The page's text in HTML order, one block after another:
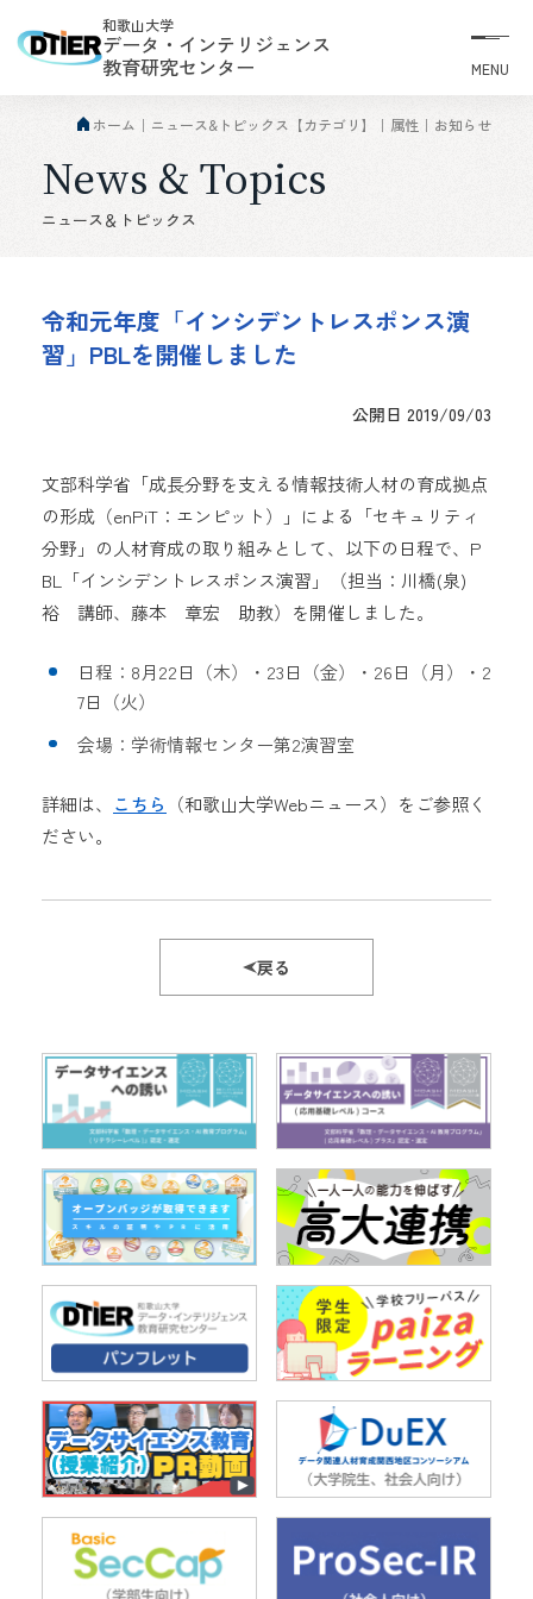
和歌山大学
データ・インテリジェンス
教育研究センター MENU
ホーム ニュース&トピックス【カテゴリ】 属性 お知らせ
News & Topics
ニュース＆トピックス
令和元年度「インシデントレスポンス演
習」PBLを開催しました
公開日 2019/09/03
文部科学省「成長分野を支える情報技術人材の育成拠点
の形成（enPiT：エンピット）」による「セキュリティ
分野」の人材育成の取り組みとして、以下の日程で、P
BL「インシデントレスポンス演習」（担当：川橋(泉)
裕 講師、藤本 章宏 助教）を開催しました。
日程：8月22日（木）・23日（金）・26日（月）・2
7日（火）
会場：学術情報センター第2演習室
詳細は、 こちら
（和歌山大学Webニュース）をご参照く
ださい。
戻る